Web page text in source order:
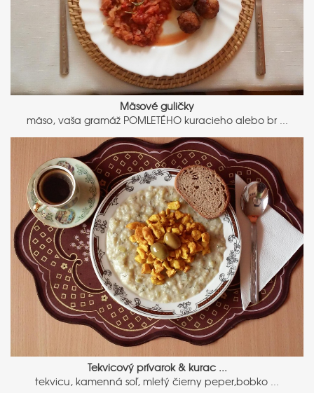
Mäsové guličky
mäso, vaša gramáž POMLETÉHO kuracieho alebo br ...
Tekvicový prívarok & kurac ...
tekvicu, kamenná soľ, mletý čierny peper,bobko ...